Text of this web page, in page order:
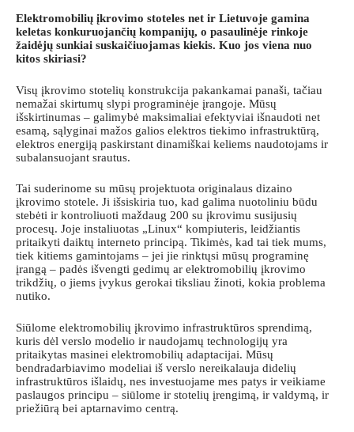
Elektromobilių įkrovimo stoteles net ir Lietuvoje gamina
keletas konkuruojančių kompanijų, o pasaulinėje rinkoje
žaidėjų sunkiai suskaičiuojamas kiekis. Kuo jos viena nuo
kitos skiriasi?
Visų įkrovimo stotelių konstrukcija pakankamai panaši, tačiau
nemažai skirtumų slypi programinėje įrangoje. Mūsų
išskirtinumas – galimybė maksimaliai efektyviai išnaudoti net
esamą, sąlyginai mažos galios elektros tiekimo infrastruktūrą,
elektros energiją paskirstant dinamiškai keliems naudotojams ir
subalansuojant srautus.
Tai suderinome su mūsų projektuota originalaus dizaino
įkrovimo stotele. Ji išsiskiria tuo, kad galima nuotoliniu būdu
stebėti ir kontroliuoti maždaug 200 su įkrovimu susijusių
procesų. Joje instaliuotas „Linux“ kompiuteris, leidžiantis
pritaikyti daiktų interneto principą. Tikimės, kad tai tiek mums,
tiek kitiems gamintojams – jei jie rinktųsi mūsų programinę
įrangą – padės išvengti gedimų ar elektromobilių įkrovimo
trikdžių, o jiems įvykus gerokai tiksliau žinoti, kokia problema
nutiko.
Siūlome elektromobilių įkrovimo infrastruktūros sprendimą,
kuris dėl verslo modelio ir naudojamų technologijų yra
pritaikytas masinei elektromobilių adaptacijai. Mūsų
bendradarbiavimo modeliai iš verslo nereikalauja didelių
infrastruktūros išlaidų, nes investuojame mes patys ir veikiame
paslaugos principu – siūlome ir stotelių įrengimą, ir valdymą, ir
priežiūrą bei aptarnavimo centrą.